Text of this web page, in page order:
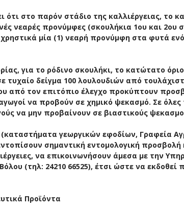
ότι στο παρόν στάδιο της καλλιέργειας, το
νεαρές προνύμφες (σκουλήκια 1ου και 2ου
μία (1) νεαρή προνύμφη στα φυτά
για το ρόδινο σκουλήκι, το κατώτατο
τυχαίο δείγμα 100 λουλουδιών από
από τον επιτόπιο έλεγχο προκύπτουν
να προβούν σε χημικό ψεκασμό. Σε όλες
να μην προβαίνουν σε βιαστικούς
γεωργικών εφοδίων, Γραφεία
σημαντική εντομολογική
να επικοινωνήσουν άμεσα με την
(τηλ: 24210 66525), έτσι ώστε να εκδοθεί
Προϊόντα